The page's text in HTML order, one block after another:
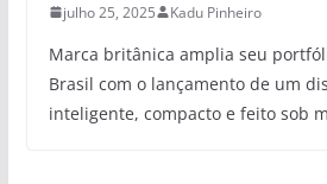
julho 25, 2025 Kadu Pinheiro
Marca britânica amplia seu
Brasil com o lançamento de um
inteligente, compacto e feito sob